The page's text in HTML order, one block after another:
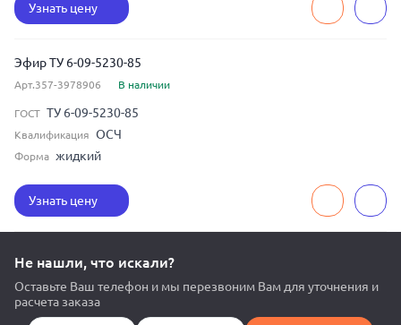
Узнать цену
Эфир ТУ 6-09-5230-85
Арт.357-3978906 В наличии
ГОСТ ТУ 6-09-5230-85
Квалификация ОСЧ
Форма жидкий
Узнать цену
Не нашли, что искали?
Оставьте Ваш телефон и мы перезвоним Вам для уточнения и
расчета заказа